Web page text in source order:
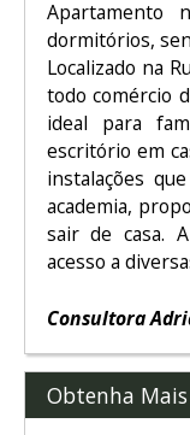
Apartamento
dormitórios,
Localizado na
todo comércio
ideal para
escritório em
instalações
academia,
sair de casa.
acesso a
Consultora
Obtenha